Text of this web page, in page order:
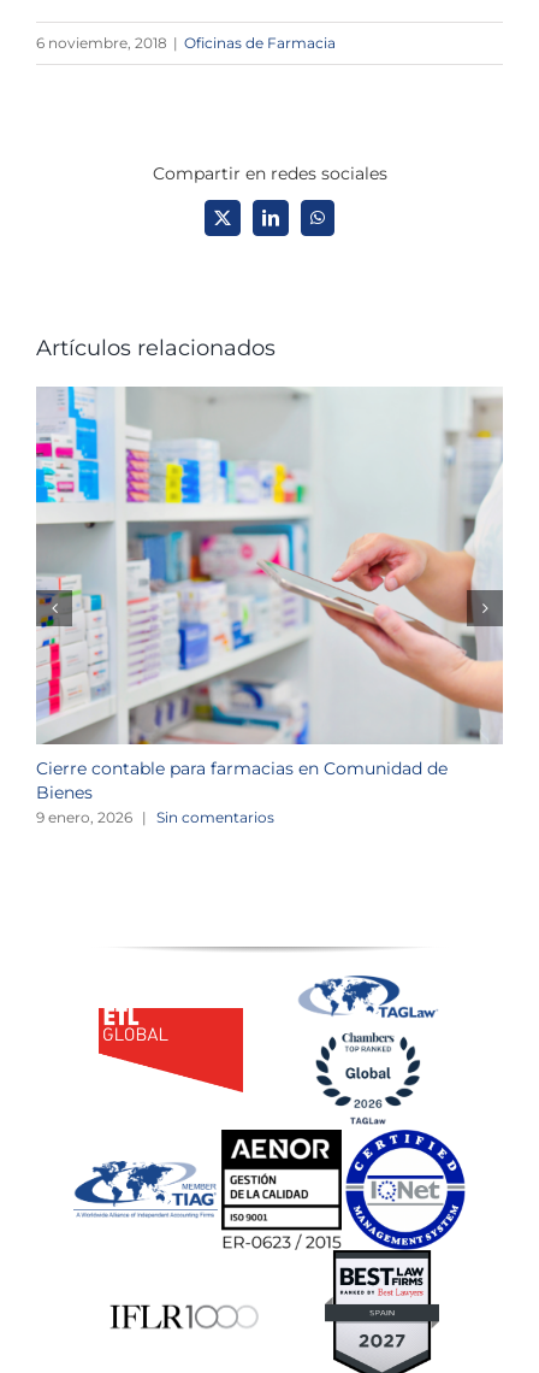
6 noviembre, 2018 | Oficinas de Farmacia
Compartir en redes sociales
X LinkedInWhatsApp
Artículos relacionados
Cierre contable para farmacias en Comunidad de
Bienes
9 enero, 2026 | Sin comentarios